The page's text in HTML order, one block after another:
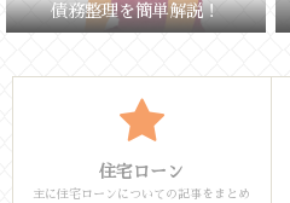
債務整理を簡単解説！
住宅ローン
主に住宅ローンについての記事をまとめ